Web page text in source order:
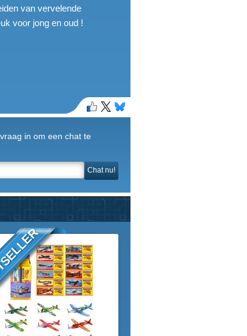
van vervelende
voor jong en oud !
in om een chat te
Chat nu!